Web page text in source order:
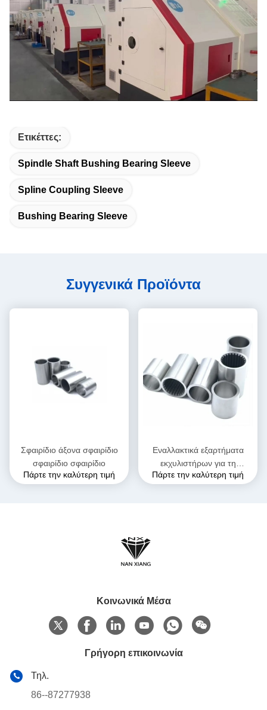
Ετικέττες:
Spindle Shaft Bushing Bearing Sleeve
Spline Coupling Sleeve
Bushing Bearing Sleeve
Συγγενικά Προϊόντα
Σφαιρίδιο άξονα σφαιρίδιο
σφαιρίδιο σφαιρίδιο
Πάρτε την καλύτερη τιμή
Εναλλακτικά εξαρτήματα
εκχυλιστήρων για τη
βιομηχανία τροφίμων
Πάρτε την καλύτερη τιμή
Κοινωνικά Μέσα
Γρήγορη επικοινωνία
Τηλ.
86--87277938